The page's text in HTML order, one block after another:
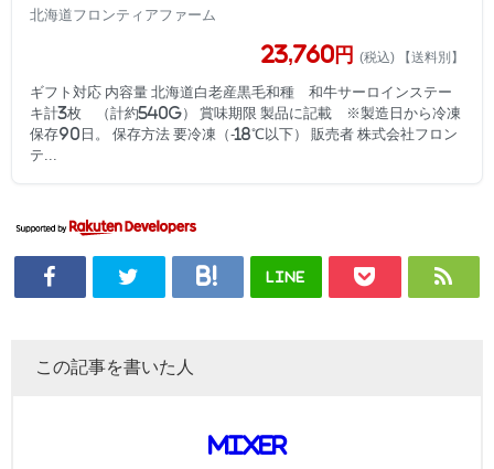
北海道フロンティアファーム
23,760円 (税込) 【送料別】
ギフト対応 内容量 北海道白老産黒毛和種 和牛サーロインステー
キ計3枚 （計約540g） 賞味期限 製品に記載 ※製造日から冷凍
保存90日。 保存方法 要冷凍（-18℃以下） 販売者 株式会社フロン
テ...
LINE
この記事を書いた人
mixer